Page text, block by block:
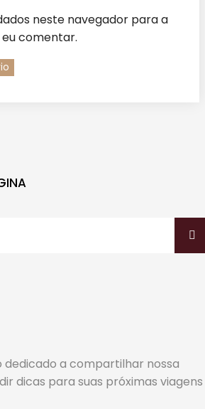
neste navegador para a
comentar.
dedicado a compartilhar nossa
dicas para suas próximas viagens